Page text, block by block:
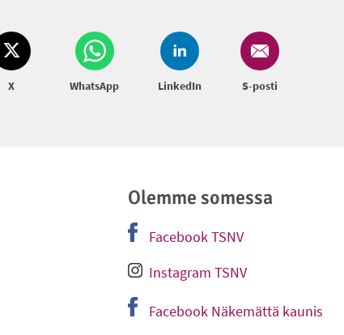
X WhatsApp LinkedIn S-posti
Olemme somessa
Facebook TSNV
-Ulkoinen linkki
Instagram TSNV
-Ulkoinen linkki
Facebook Näkemättä kaunis